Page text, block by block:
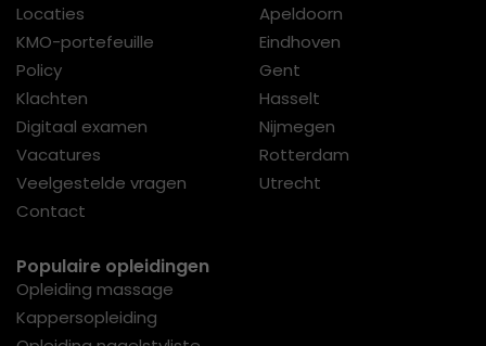
Locaties
KMO-portefeuille
Policy
Klachten
Digitaal examen
Vacatures
Veelgestelde vragen
Contact
Apeldoorn
Eindhoven
Gent
Hasselt
Nijmegen
Rotterdam
Utrecht
Populaire opleidingen
Opleiding massage
Kappersopleiding